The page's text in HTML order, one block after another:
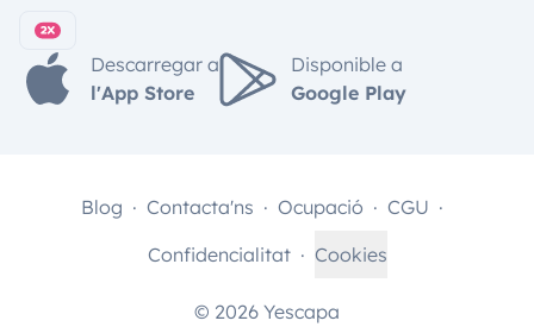
Descarregar a
l'App Store
Disponible a
Google Play
© 2026 Yescapa
Blog Contacta'ns Ocupació
CGU
Confidencialitat
Cookies